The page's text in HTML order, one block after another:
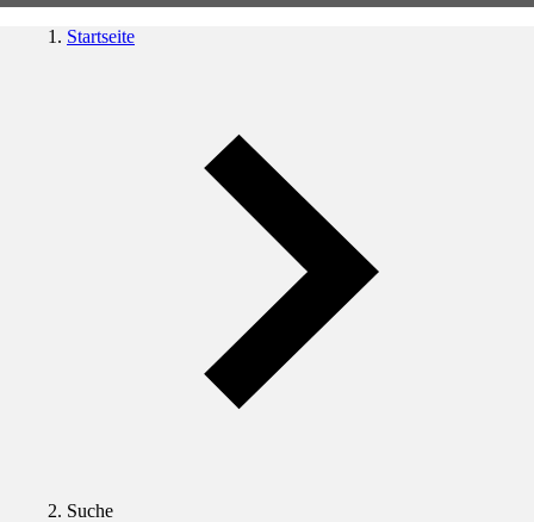
Startseite
Suche